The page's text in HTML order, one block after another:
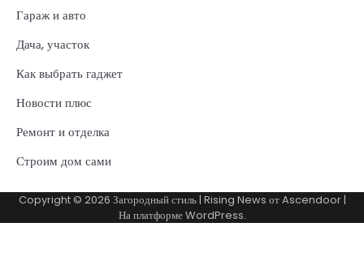
Гараж и авто
Дача, участок
Как выбрать гаджет
Новости плюс
Ремонт и отделка
Строим дом сами
Copyright © 2026 Загородный стиль| Rising News отAscendoor|
На платформеWordPress.